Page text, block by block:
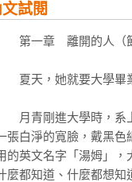
今卻只能這樣躲藏在情
卻在那段撐著口號就看似
但他再也沒有感受過二
我們看到的自由，其實
真正自由的人很偉大，
文試閱
第一章　離開的人（
夏天，她就要大學畢
月青剛進大學時，系上
張白淨的寬臉，戴黑色
的英文名字「湯姆」
麼都知道、什麼都想知